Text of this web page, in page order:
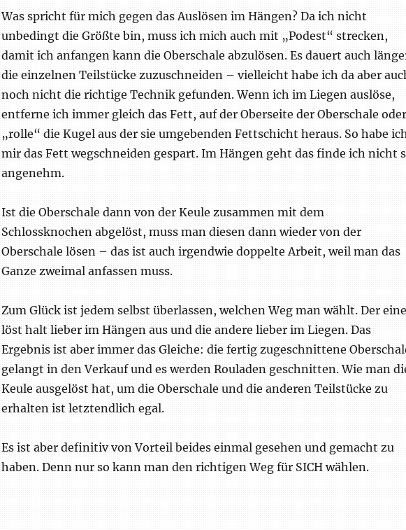
Was spricht für mich gegen das Auslösen im Hängen? Da ich nicht
unbedingt die Größte bin, muss ich mich auch mit „Podest“ strecken,
damit ich anfangen kann die Oberschale abzulösen. Es dauert auch
die einzelnen Teilstücke zuzuschneiden – vielleicht habe ich da aber
noch nicht die richtige Technik gefunden. Wenn ich im Liegen auslöse,
entferne ich immer gleich das Fett, auf der Oberseite der Oberschale oder
„rolle“ die Kugel aus der sie umgebenden Fettschicht heraus. So habe
mir das Fett wegschneiden gespart. Im Hängen geht das finde ich nicht
angenehm.
Ist die Oberschale dann von der Keule zusammen mit dem
Schlossknochen abgelöst, muss man diesen dann wieder von der
Oberschale lösen – das ist auch irgendwie doppelte Arbeit, weil man das
Ganze zweimal anfassen muss.
Zum Glück ist jedem selbst überlassen, welchen Weg man wählt. Der eine
löst halt lieber im Hängen aus und die andere lieber im Liegen. Das
Ergebnis ist aber immer das Gleiche: die fertig zugeschnittene
gelangt in den Verkauf und es werden Rouladen geschnitten. Wie man
Keule ausgelöst hat, um die Oberschale und die anderen Teilstücke zu
erhalten ist letztendlich egal.
Es ist aber definitiv von Vorteil beides einmal gesehen und gemacht zu
haben. Denn nur so kann man den richtigen Weg für SICH wählen.